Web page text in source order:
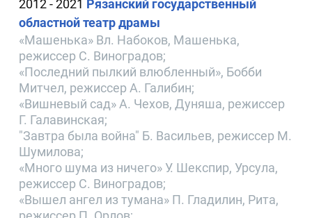
2012 - 2021 Рязанский государственный
областной театр драмы
«Машенька» Вл. Набоков, Машенька,
режиссер С. Виноградов;
«Последний пылкий влюбленный», Бобби
Митчел, режиссер А. Галибин;
«Вишневый сад» А. Чехов, Дуняша, режиссер
Г. Галавинская;
"Завтра была война" Б. Васильев, режиссер М.
Шумилова;
«Много шума из ничего» У. Шекспир, Урсула,
режиссер С. Виноградов;
«Вышел ангел из тумана» П. Гладилин, Рита,